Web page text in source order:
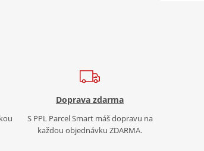
Doprava zdarma
S PPL Parcel Smart máš dopravu na
každou objednávku ZDARMA.